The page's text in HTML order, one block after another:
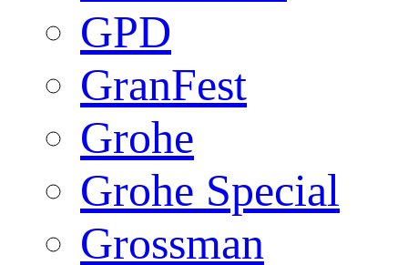
GPD
GranFest
Grohe
Grohe Special
Grossman